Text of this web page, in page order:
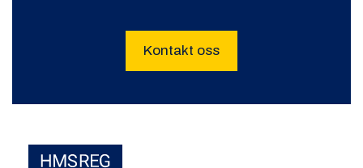
Kontakt oss